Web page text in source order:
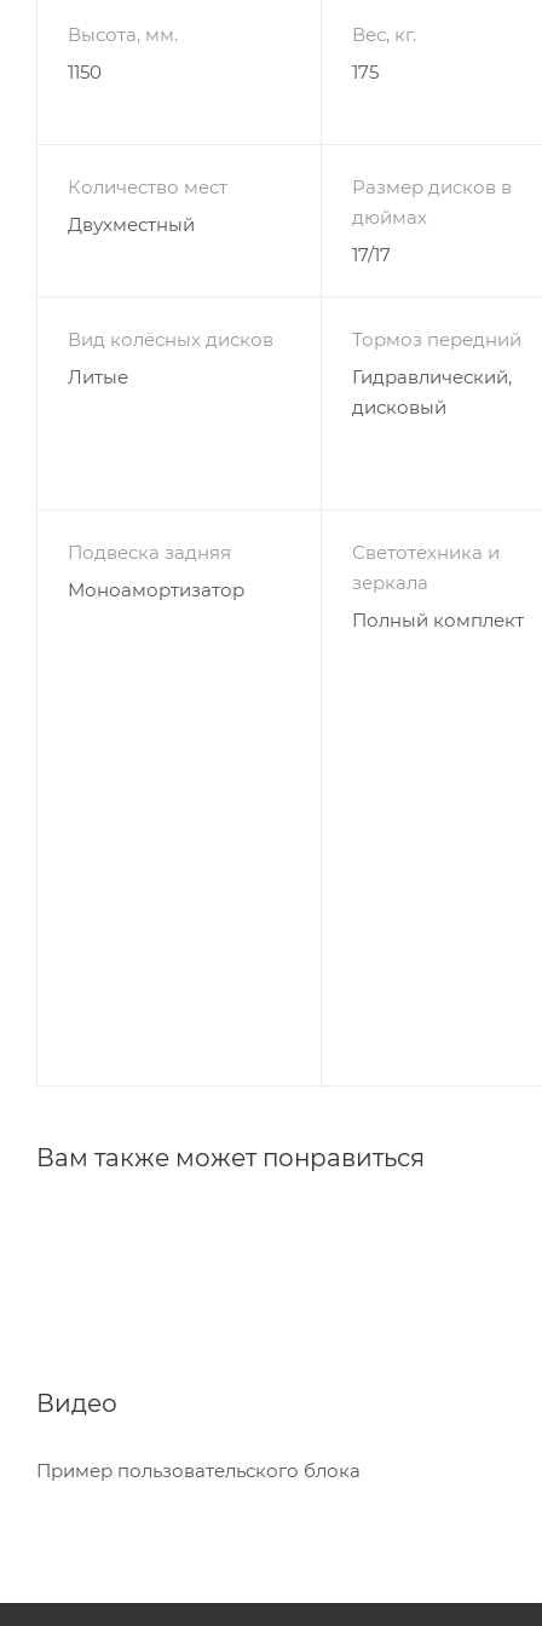
Высота, мм.
1150
Вес, кг.
175
Количество мест
Двухместный
Размер дисков в
дюймах
17/17
Вид колёсных дисков
Литые
Тормоз передний
Гидравлический,
дисковый
Подвеска задняя
Моноамортизатор
Светотехника и
зеркала
Полный комплект
Вам также может понравиться
Видео
Пример пользовательского блока